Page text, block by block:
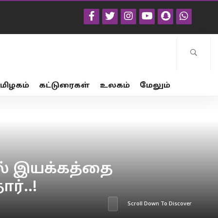
கட்டுரைகள் உலகம் மேலும்
இயக்கத்தை
Scroll Down To Discover